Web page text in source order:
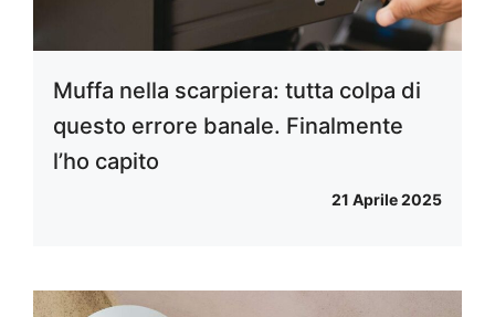
Muffa nella scarpiera: tutta colpa di
questo errore banale. Finalmente
l’ho capito
21 Aprile 2025